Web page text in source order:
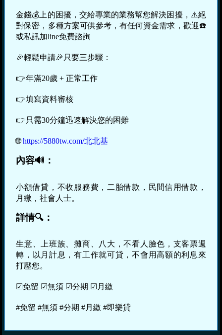
金錢💰上的困擾，交給專業的業務幫您解決困擾，⚠️絕
對保密，多種方案可供參考，有任何資金需求，歡迎☎️
或私訊加line免費諮詢
🎉輕鬆申請🎉只要三步驟：
👉年滿20歲 + 正常工作
👉填寫資料審核
👉只需30分鐘迅速解決您的困難
🌐https://5880tw.com/北北基
內容🔊：
小額借貸，不收服務費，二胎借款，民間信用借款，
月繳，社會人士。
詳情🔍：
生意、上班族、攤商、八大，不看人臉色，支客票週
轉，以月計息，有工作就可貸，不會用高額的利息來
打壓您。
☑免留 ☑無須 ☑分期 ☑月繳
#免留 #無須 #分期 #月繳 #即樂貸